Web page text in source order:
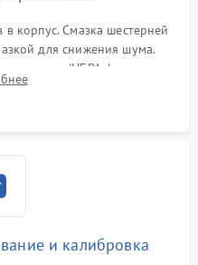
корпус. Смазка шестерней
для снижения шума.
(HEPA-фильтров,
фиксация разъемов и
и калибровка